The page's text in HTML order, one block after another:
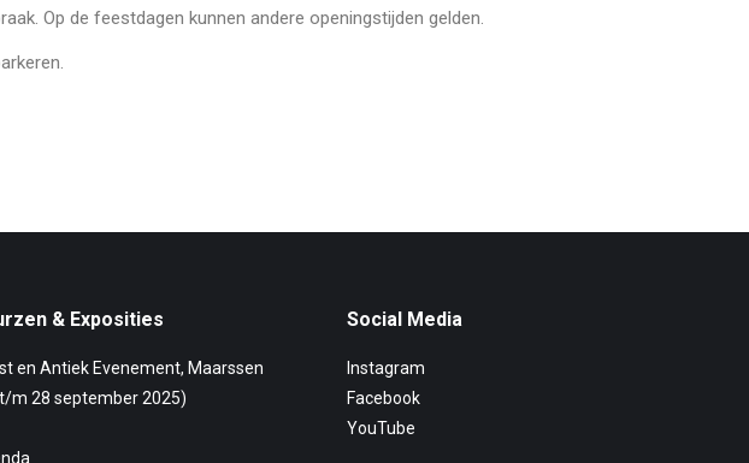
Op de feestdagen kunnen andere openingstijden gelden.
& Exposities
en Antiek Evenement, Maarssen
m 28 september 2025)
Social Media
Instagram
Facebook
YouTube